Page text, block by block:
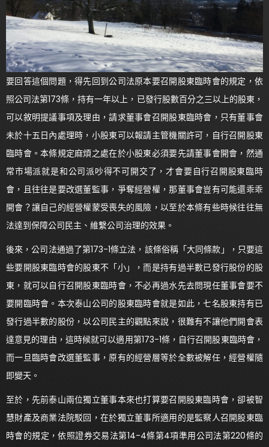
要回答這個問題，得先回到公司法原本要召開股東臨時會的規定，依
照公司法第173條，持有一年以上，已發行股數百分之三以上的股東，
可以敘明提議事項及理由，請求董事會召開股東臨時會，只有董事會
未於十五日內處理時，小股東可以報請主管機關許可，自行召開股東
臨時會。本條規定麻煩之處在於小股東必須要先請董事會開會，然通
常市場派就是和公司派吵得不可開交了，才會要自行召開股東臨時
會，且往往是要改選董監事，爭奪經營權，那董事會豈有可能還乖乖
開會？讓自己的經營權蒙受喪失的風險，以至於本條有些時候往往無
法達到保障公司民主、維繫公司治理的效果。
後來，公司法通過了第173-1條立法，該條俗稱「大同條款」，只要這
些要開股東臨時會的股東不「小」，而是持有過半數已發行股份的股
東，就可以自行召開股東臨時會，不必再過水先去問現任董事會要不
要開臨時會。本次泰山公司的股東臨時會就是如此，七名股東持有已
發行過半數的股份，以公司民主的觀點來說，很難有不讓他們開會表
達意見的理由，這時候就可以適用第173-1條，自行召開股東臨時會，
而一旦臨時會改選董監事，原有的經營層等於全數被解任，經營權隨
即變天。
至於，先前泰山兩位獨立董事本來也打算要召開股東臨時會，卻被智
慧財產及商業法院駁回，在於獨立董事所適用的是監察人召開股東臨
時會的規定，依照證券交易法第14-4條第4項準用公司法第220條的